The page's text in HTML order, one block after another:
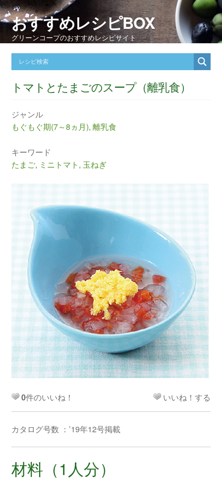
おすすめレシピBOX
グリーンコープのおすすめレシピサイト
トマトとたまごのスープ（離乳食）
ジャンル
もぐもぐ期(7～8ヵ月), 離乳食
キーワード
たまご, ミニトマト , 玉ねぎ
0件のいいね！ いいね！する
カタログ号数 ：’19年12号掲載
材料（1人分）